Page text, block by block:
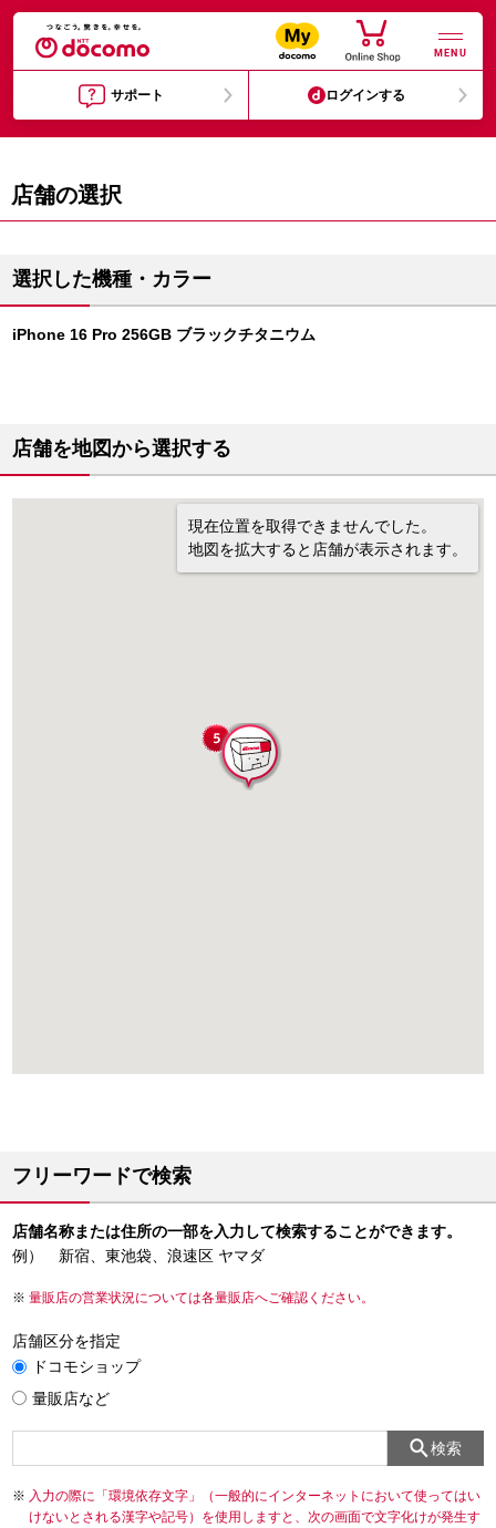
MENU
サポート ログインする
店舗の選択
選択した機種・カラー
iPhone 16 Pro 256GB ブラックチタニウム
店舗を地図から選択する
現在位置を取得できませんでした。
地図を拡大すると店舗が表示されます。
フリーワードで検索
店舗名称または住所の一部を入力して検索することができます。
例） 新宿、東池袋、浪速区 ヤマダ
量販店の営業状況については各量販店へご確認ください。
店舗区分を指定
ドコモショップ
量販店など
検索
入力の際に「環境依存文字」（一般的にインターネットにおいて使ってはい
けないとされる漢字や記号）を使用しますと、次の画面で文字化けが発生す